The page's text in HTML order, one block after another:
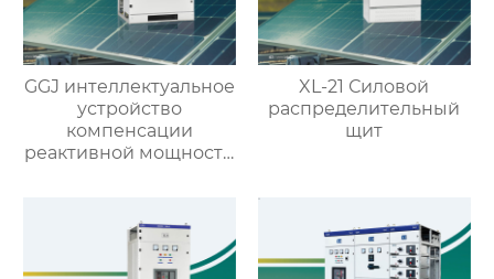
GGJ интеллектуальное
устройство
компенсации
реактивной мощности
XL-21 Силовой
распределительный
щит